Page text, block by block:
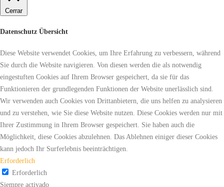
Cerrar
Datenschutz Übersicht
Diese Website verwendet Cookies, um Ihre Erfahrung zu verbessern, während
Sie durch die Website navigieren. Von diesen werden die als notwendig
eingestuften Cookies auf Ihrem Browser gespeichert, da sie für das
Funktionieren der grundlegenden Funktionen der Website unerlässlich sind.
Wir verwenden auch Cookies von Drittanbietern, die uns helfen zu analysieren
und zu verstehen, wie Sie diese Website nutzen. Diese Cookies werden nur mit
Ihrer Zustimmung in Ihrem Browser gespeichert. Sie haben auch die
Möglichkeit, diese Cookies abzulehnen. Das Ablehnen einiger dieser Cookies
kann jedoch Ihr Surferlebnis beeinträchtigen.
Erforderlich
Erforderlich
Siempre activado